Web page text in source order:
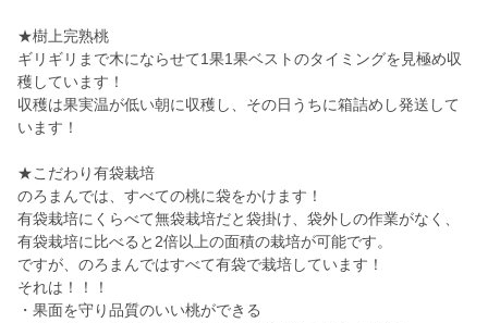
★樹上完熟桃
ギリギリまで木にならせて1果1果ベストのタイミングを見極め収
穫しています！
収穫は果実温が低い朝に収穫し、その日うちに箱詰めし発送して
います！
★こだわり有袋栽培
のろまんでは、すべての桃に袋をかけます！
有袋栽培にくらべて無袋栽培だと袋掛け、袋外しの作業がなく、
有袋栽培に比べると2倍以上の面積の栽培が可能です。
ですが、のろまんではすべて有袋で栽培しています！
それは！！！
・果面を守り品質のいい桃ができる